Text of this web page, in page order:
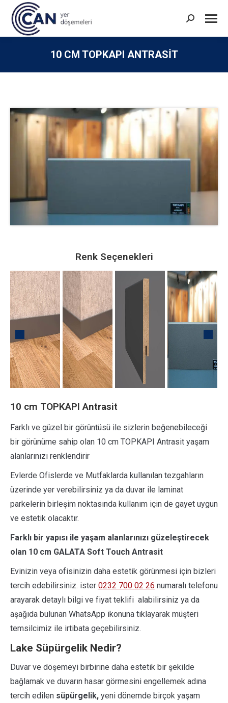
Search:
10 CM TOPKAPI ANTRASIT
Renk Seçenekleri
10 cm TOPKAPI Antrasit
Farklı ve güzel bir görüntüsü ile sizlerin beğenebileceği
bir görünüme sahip olan 10 cm TOPKAPI Antrasit yaşam
alanlarınızı renklendirir
Evlerde Ofislerde ve Mutfaklarda kullanılan tezgahların
üzerinde yer verebilirsiniz ya da duvar ile laminat
parkelerin birleşim noktasında kullanım için de gayet uygun
ve estetik olacaktır.
Farklı bir yapısı ile yaşam alanlarınızı güzeleştirecek
olan 10 cm GALATA Soft Touch Antrasit
Evinizin veya ofisinizin daha estetik görünmesi için bizleri
tercih edebilirsiniz. ister 0232 700 02 26 numaralı telefonu
arayarak detaylı bilgi ve fiyat teklifi alabilirsiniz ya da
aşağıda bulunan WhatsApp ikonuna tıklayarak müşteri
temsilcimiz ile irtibata geçebilirsiniz.
Lake Süpürgelik Nedir?
Duvar ve döşemeyi birbirine daha estetik bir şekilde
bağlamak ve duvarın hasar görmesini engellemek adına
tercih edilen süpürgelik, yeni dönemde birçok yaşam